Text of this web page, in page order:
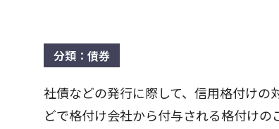
分類：債券
社債などの発行に際して、信用格付け
どで格付け会社から付与される格付け